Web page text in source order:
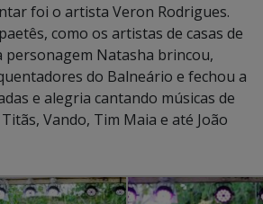
foi o artista Veron Rodrigues.
como os artistas de casas de
Natasha brincou,
do Balneário e fechou a
e alegria cantando músicas de
Vando, Tim Maia e até João